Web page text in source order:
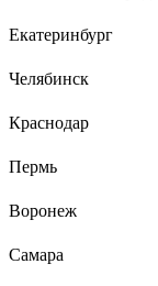
Очень удобная
Екатеринбург
Челябинск
Краснодар
Пермь
Воронеж
Самара